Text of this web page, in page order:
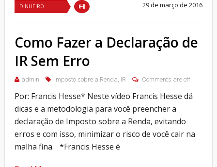
DINHEIRO 29 de março de 2016
Como Fazer a Declaração de
IR Sem Erro
admin Imposto sobre a Renda, IR Comments are off
Por: Francis Hesse* Neste vídeo Francis Hesse dá
dicas e a metodologia para você preencher a
declaração de Imposto sobre a Renda, evitando
erros e com isso, minimizar o risco de você cair na
malha fina. *Francis Hesse é